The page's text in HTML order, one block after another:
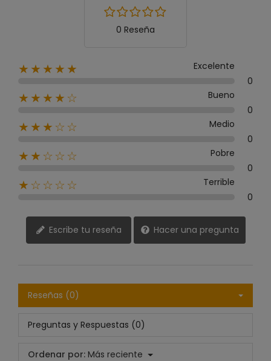
0 Reseña
★★★★★
Excelente
0
★★★★☆
Bueno
0
★★★☆☆
Medio
0
★★☆☆☆
Pobre
0
★☆☆☆☆
Terrible
0
Escribe tu reseña Hacer una pregunta
Reseñas (0)
Preguntas y Respuestas (0)
Ordenar por: Más reciente